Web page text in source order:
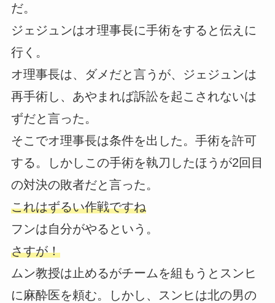
だ。
ジェジュンはオ理事長に手術をすると伝えに
行く。
オ理事長は、ダメだと言うが、ジェジュンは
再手術し、あやまれば訴訟を起こされないは
ずだと言った。
そこでオ理事長は条件を出した。手術を許可
する。しかしこの手術を執刀したほうが2回目
の対決の敗者だと言った。
これはずるい作戦ですね
フンは自分がやるという。
さすが！
ムン教授は止めるがチームを組もうとスンヒ
に麻酔医を頼む。しかし、スンヒは北の男の